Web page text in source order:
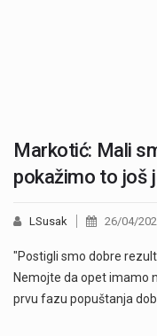
Markotić: Mali
pokažimo to još
LSusak 26/04/
"Postigli smo dobre
Nemojte da opet imamo
prvu fazu popuštanja